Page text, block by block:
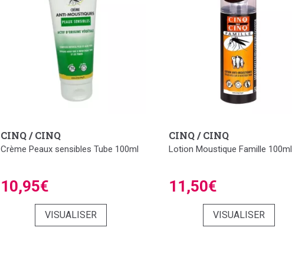
CINQ / CINQ
Crème Peaux sensibles Tube 100ml
10,95€
VISUALISER
CINQ / CINQ
Lotion Moustique Famille 100ml
11,50€
VISUALISER